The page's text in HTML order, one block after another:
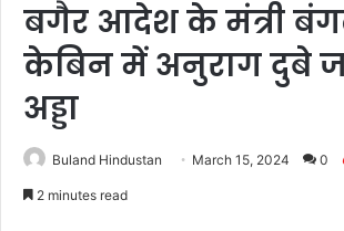
बगैर आदेश के मंत्री
केबिन में अनुराग दुबे
अड्डा
Buland Hindustan March 15, 2024 0
2 minutes read